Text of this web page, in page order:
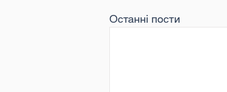
Останні пости